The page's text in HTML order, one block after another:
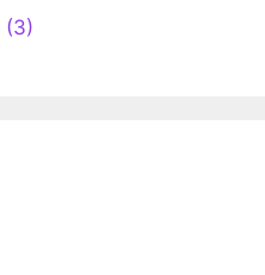
(3)